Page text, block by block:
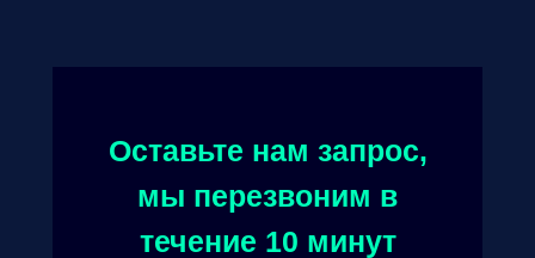
Оставьте нам запрос,
мы перезвоним в
течение 10 минут